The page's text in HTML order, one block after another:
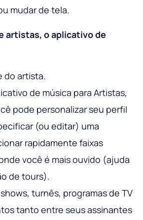
mudar de tela.
artistas, o aplicativo de
do artista.
de música para Artistas,
pode personalizar seu perfil
(ou editar) uma
rapidamente faixas
você é mais ouvido (ajuda
de tours).
turnês, programas de TV
tanto entre seus assinantes